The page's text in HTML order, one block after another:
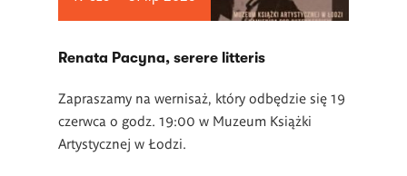
Renata Pacyna, serere litteris
Zapraszamy na wernisaż, który odbędzie się 19
czerwca o godz. 19:00 w Muzeum Książki
Artystycznej w Łodzi.